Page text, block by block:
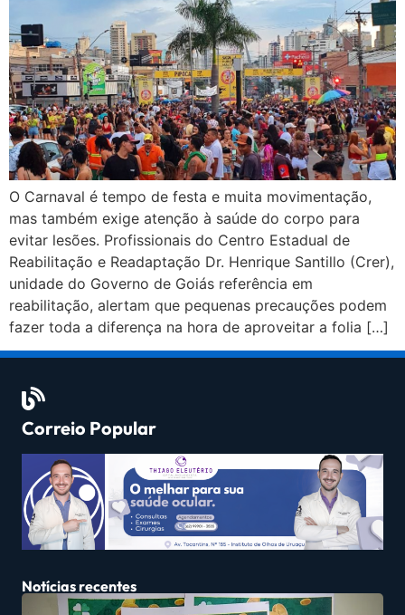
O Carnaval é tempo de festa e muita movimentação,
mas também exige atenção à saúde do corpo para
evitar lesões. Profissionais do Centro Estadual de
Reabilitação e Readaptação Dr. Henrique Santillo (Crer),
unidade do Governo de Goiás referência em
reabilitação, alertam que pequenas precauções podem
fazer toda a diferença na hora de aproveitar a folia […]
Correio Popular
Notícias recentes